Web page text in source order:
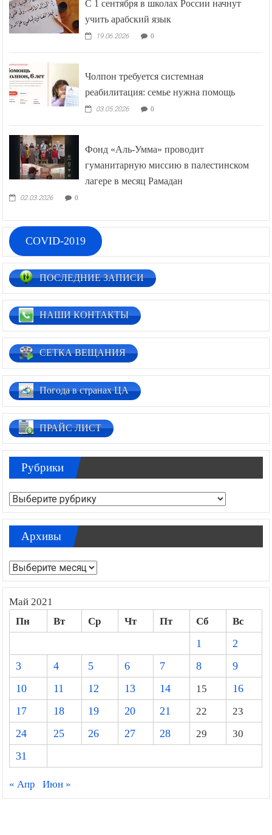
С 1 сентября в школах России начнут
учить арабский язык
19.06.2026 0
Чолпон требуется системная
реабилитация: семье нужна помощь
03.05.2026 0
Фонд «Аль-Умма» проводит
гуманитарную миссию в палестинском
лагере в месяц Рамадан
02.03.2026 0
COVID-2019
ПОСЛЕДНИЕ ЗАПИСИ
НАШИ КОНТАКТЫ
СЕТКА ВЕЩАНИЯ
Погода в странах ЦА
ПРАЙС ЛИСТ
Рубрики
Рубрики
Архивы
Архивы
Май 2021
Пн Вт Ср Чт Пт Сб
Вс
1
2
3
4 5 6 7 8
9
10
11 12 13 14 15
16
17
18 19 20 21 22
23
24
25 26 27 28 29
30
31
« Апр Июн »